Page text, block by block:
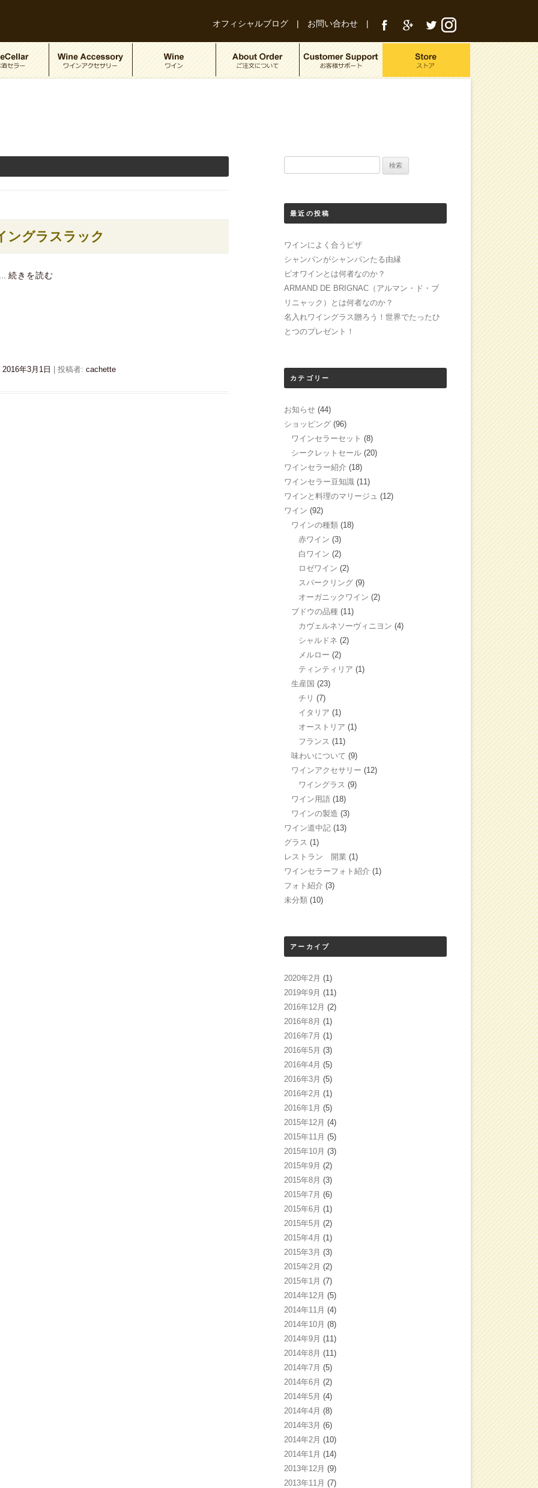
オフィシャルブログ | お問い合わせ |
グラスラック
続きを読む
2016年3月1日 投稿者: cachette
最近の投稿
ワインによく合うピザ
シャンパンがシャンパンたる由縁
ビオワインとは何者なのか？
ARMAND DE BRIGNAC（アルマン・ド・ブ
リニャック）とは何者なのか？
名入れワイングラス贈ろう！世界でたったひ
とつのプレゼント！
カテゴリー
お知らせ (44)
ショッピング (96)
ワインセラーセット (8)
シークレットセール (20)
ワインセラー紹介 (18)
ワインセラー豆知識 (11)
ワインと料理のマリージュ (12)
ワイン (92)
ワインの種類 (18)
赤ワイン (3)
白ワイン (2)
ロゼワイン (2)
スパークリング (9)
オーガニックワイン (2)
ブドウの品種 (11)
カヴェルネソーヴィニヨン (4)
シャルドネ (2)
メルロー (2)
ティンティリア (1)
生産国 (23)
チリ (7)
イタリア (1)
オーストリア (1)
フランス (11)
味わいについて (9)
ワインアクセサリー (12)
ワイングラス (9)
ワイン用語 (18)
ワインの製造 (3)
ワイン道中記 (13)
グラス (1)
レストラン 開業 (1)
ワインセラーフォト紹介 (1)
フォト紹介 (3)
未分類 (10)
アーカイブ
2020年2月 (1)
2019年9月 (11)
2016年12月 (2)
2016年8月 (1)
2016年7月 (1)
2016年5月 (3)
2016年4月 (5)
2016年3月 (5)
2016年2月 (1)
2016年1月 (5)
2015年12月 (4)
2015年11月 (5)
2015年10月 (3)
2015年9月 (2)
2015年8月 (3)
2015年7月 (6)
2015年6月 (1)
2015年5月 (2)
2015年4月 (1)
2015年3月 (3)
2015年2月 (2)
2015年1月 (7)
2014年12月 (5)
2014年11月 (4)
2014年10月 (8)
2014年9月 (11)
2014年8月 (11)
2014年7月 (5)
2014年6月 (2)
2014年5月 (4)
2014年4月 (8)
2014年3月 (6)
2014年2月 (10)
2014年1月 (14)
2013年12月 (9)
2013年11月 (7)